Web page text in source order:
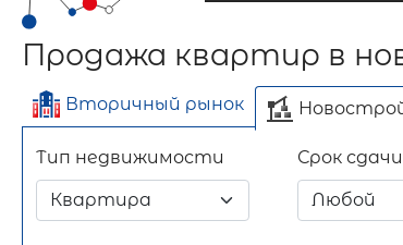
Продажа квартир в
Вторичный рынок
Тип недвижимости Срок сдачи
Длительный срок Посуточно
Отдельно стоящее
здание
Только
переуступки
переуступок